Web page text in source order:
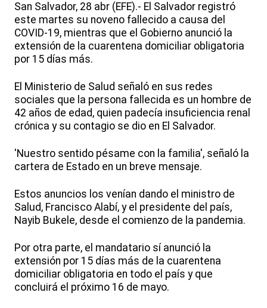
San Salvador, 28 abr (EFE).- El Salvador registró
este martes su noveno fallecido a causa del
COVID-19, mientras que el Gobierno anunció la
extensión de la cuarentena domiciliar obligatoria
por 15 días más.
El Ministerio de Salud señaló en sus redes
sociales que la persona fallecida es un hombre de
42 años de edad, quien padecía insuficiencia renal
crónica y su contagio se dio en El Salvador.
'Nuestro sentido pésame con la familia', señaló la
cartera de Estado en un breve mensaje.
Estos anuncios los venían dando el ministro de
Salud, Francisco Alabí, y el presidente del país,
Nayib Bukele, desde el comienzo de la pandemia.
Por otra parte, el mandatario sí anunció la
extensión por 15 días más de la cuarentena
domiciliar obligatoria en todo el país y que
concluirá el próximo 16 de mayo.